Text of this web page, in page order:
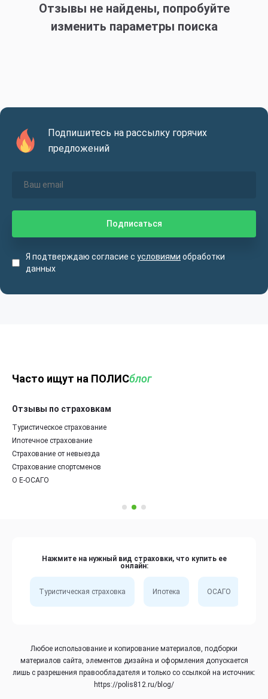
Отзывы не найдены, попробуйте
изменить параметры поиска
Подпишитесь на рассылку горячих
предложений
Я подтверждаю согласие с условиями обработки
данных
Часто ищут на ПОЛИСблог
Отзывы по страховкам
Туристическое страхование
Ипотечное страхование
Страхование от невыезда
Страхование спортсменов
О Е-ОСАГО
Нажмите на нужный вид страховки, что купить ее
онлайн:
Туристическая страховка Ипотека ОСАГО
Любое использование и копирование материалов, подборки
материалов сайта, элементов дизайна и оформления допускается
лишь с разрешения правообладателя и только со ссылкой на источник:
https://polis812.ru/blog/